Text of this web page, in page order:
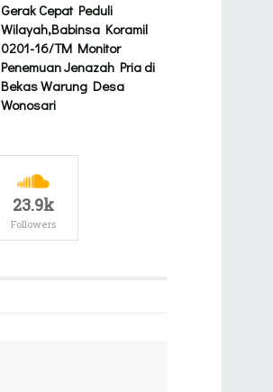
Gerak Cepat Peduli
Wilayah,Babinsa Koramil
0201-16/TM Monitor
Penemuan Jenazah Pria di
Bekas Warung Desa
Wonosari
23.9k
Followers